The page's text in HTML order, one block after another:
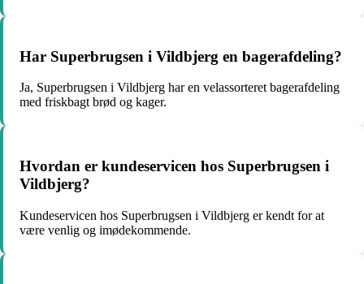
Har Superbrugsen i Vildbjerg en bagerafdeling?
Ja, Superbrugsen i Vildbjerg har en velassorteret bagerafdeling
med friskbagt brød og kager.
Hvordan er kundeservicen hos Superbrugsen i
Vildbjerg?
Kundeservicen hos Superbrugsen i Vildbjerg er kendt for at
være venlig og imødekommende.